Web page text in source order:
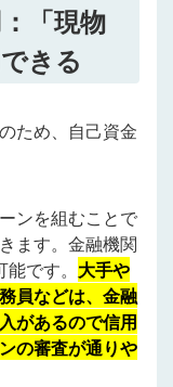
「現物
きる
ため、自己資金
ンを組むことで
ます。金融機関
です。 大手や
員などは、金融
があるので信用
の審査が通りや